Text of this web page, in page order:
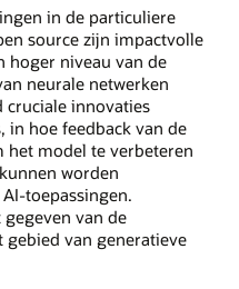
in de particuliere
source zijn impactvolle
hoger niveau van de
neurale netwerken
innovaties
in hoe feedback van de
model te verbeteren
worden
toepassingen.
van de
van generatieve